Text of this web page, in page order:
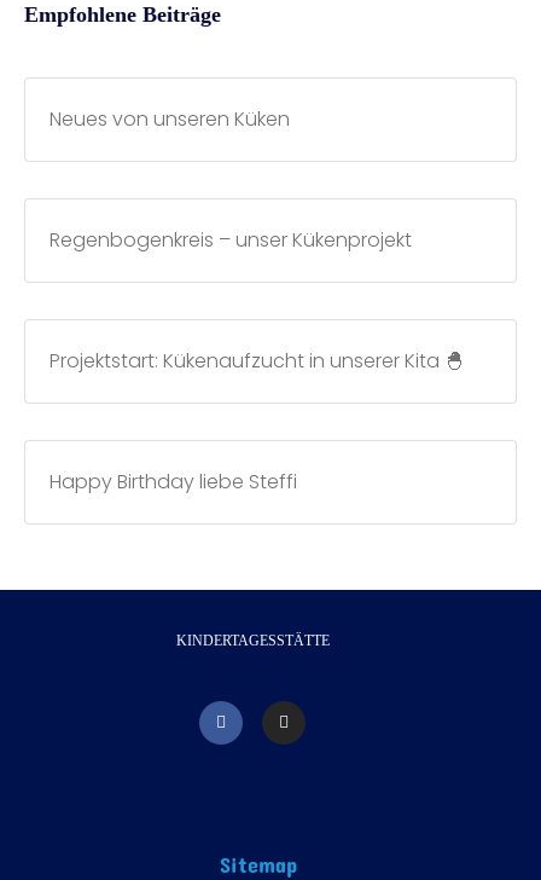
Empfohlene Beiträge
Neues von unseren Küken
Regenbogenkreis – unser Kükenprojekt
Projektstart: Kükenaufzucht in unserer Kita 🐣
Happy Birthday liebe Steffi
KINDERTAGESSTÄTTE
Sitemap